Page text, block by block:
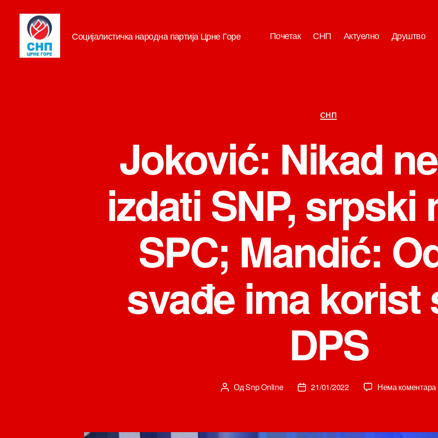
Социјалистичка народна партија Црне Горе Почетак СНП Актуелно Друштво
Категорије
СНП
Joković: Nikad
izdati SNP, srpski
SPC; Mandić:
svađe ima korist
DPS
Аутор
ОдSnp Online
Датум
21/01/2022 Нема коментара